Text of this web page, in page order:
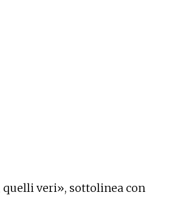
quelli veri», sottolinea con